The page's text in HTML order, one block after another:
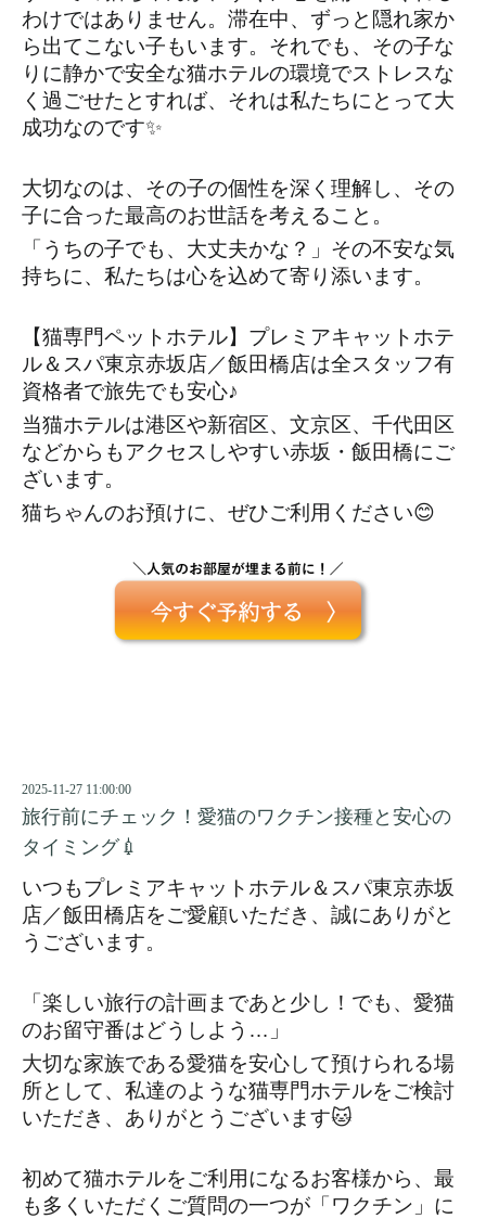
わけではありません。滞在中、ずっと隠れ家か
ら出てこない子もいます。それでも、その子な
りに静かで安全な猫ホテルの環境でストレスな
く過ごせたとすれば、それは私たちにとって大
成功なのです✨
大切なのは、その子の個性を深く理解し、その
子に合った最高のお世話を考えること。
「うちの子でも、大丈夫かな？」その不安な気
持ちに、私たちは心を込めて寄り添います。
【猫専門ペットホテル】プレミアキャットホテ
ル＆スパ東京赤坂店／飯田橋店は全スタッフ有
資格者で旅先でも安心♪
当猫ホテルは港区や新宿区、文京区、千代田区
などからもアクセスしやすい赤坂・飯田橋にご
ざいます。
猫ちゃんのお預けに、ぜひご利用ください😊
2025-11-27 11:00:00
旅行前にチェック！愛猫のワクチン接種と安心の
タイミング💉
いつもプレミアキャットホテル＆スパ東京赤坂
店／飯田橋店をご愛顧いただき、誠にありがと
うございます。
「楽しい旅行の計画まであと少し！でも、愛猫
のお留守番はどうしよう…」
大切な家族である愛猫を安心して預けられる場
所として、私達のような猫専門ホテルをご検討
いただき、ありがとうございます🐱
初めて猫ホテルをご利用になるお客様から、最
も多くいただくご質問の一つが「ワクチン」に